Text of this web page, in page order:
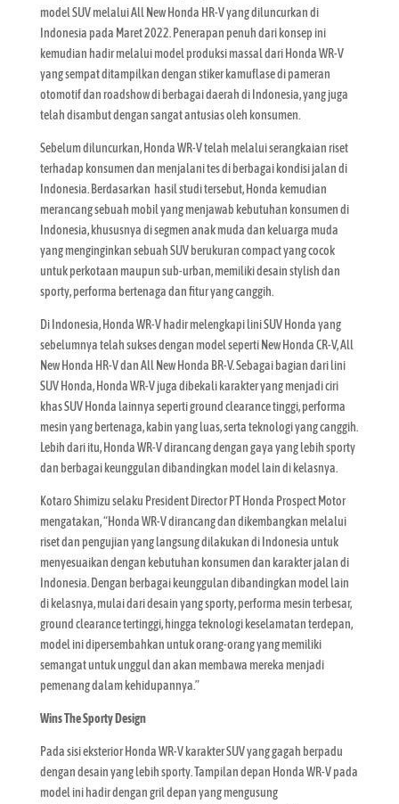
model SUV melalui All New Honda HR-V yang diluncurkan di
Indonesia pada Maret 2022. Penerapan penuh dari konsep ini
kemudian hadir melalui model produksi massal dari Honda WR-V
yang sempat ditampilkan dengan stiker kamuflase di pameran
otomotif dan roadshow di berbagai daerah di Indonesia, yang juga
telah disambut dengan sangat antusias oleh konsumen.
Sebelum diluncurkan, Honda WR-V telah melalui serangkaian riset
terhadap konsumen dan menjalani tes di berbagai kondisi jalan di
Indonesia. Berdasarkan hasil studi tersebut, Honda kemudian
merancang sebuah mobil yang menjawab kebutuhan konsumen di
Indonesia, khususnya di segmen anak muda dan keluarga muda
yang menginginkan sebuah SUV berukuran compact yang cocok
untuk perkotaan maupun sub-urban, memiliki desain stylish dan
sporty, performa bertenaga dan fitur yang canggih.
Di Indonesia, Honda WR-V hadir melengkapi lini SUV Honda yang
sebelumnya telah sukses dengan model seperti New Honda CR-V, All
New Honda HR-V dan All New Honda BR-V. Sebagai bagian dari lini
SUV Honda, Honda WR-V juga dibekali karakter yang menjadi ciri
khas SUV Honda lainnya seperti ground clearance tinggi, performa
mesin yang bertenaga, kabin yang luas, serta teknologi yang canggih.
Lebih dari itu, Honda WR-V dirancang dengan gaya yang lebih sporty
dan berbagai keunggulan dibandingkan model lain di kelasnya.
Kotaro Shimizu selaku President Director PT Honda Prospect Motor
mengatakan, “Honda WR-V dirancang dan dikembangkan melalui
riset dan pengujian yang langsung dilakukan di Indonesia untuk
menyesuaikan dengan kebutuhan konsumen dan karakter jalan di
Indonesia. Dengan berbagai keunggulan dibandingkan model lain
di kelasnya, mulai dari desain yang sporty, performa mesin terbesar,
ground clearance tertinggi, hingga teknologi keselamatan terdepan,
model ini dipersembahkan untuk orang-orang yang memiliki
semangat untuk unggul dan akan membawa mereka menjadi
pemenang dalam kehidupannya.”
Wins The Sporty Design
Pada sisi eksterior Honda WR-V karakter SUV yang gagah berpadu
dengan desain yang lebih sporty. Tampilan depan Honda WR-V pada
model ini hadir dengan gril depan yang mengusung